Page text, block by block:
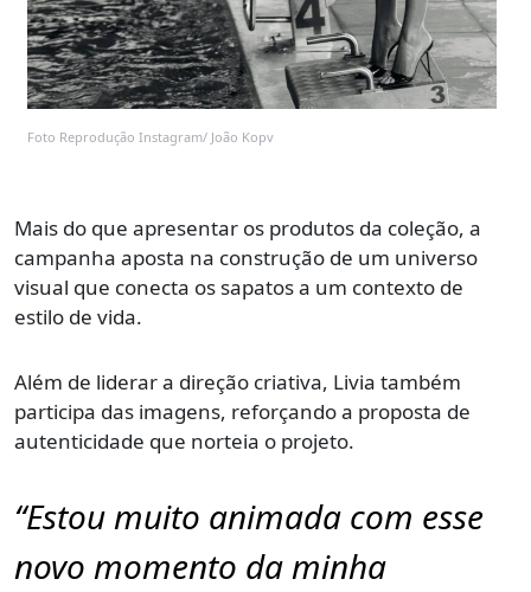
Foto Reprodução Instagram/ João Kopv
Mais do que apresentar os produtos da coleção, a
campanha aposta na construção de um universo
visual que conecta os sapatos a um contexto de
estilo de vida.
Além de liderar a direção criativa, Livia também
participa das imagens, reforçando a proposta de
autenticidade que norteia o projeto.
“Estou muito animada com esse
novo momento da minha